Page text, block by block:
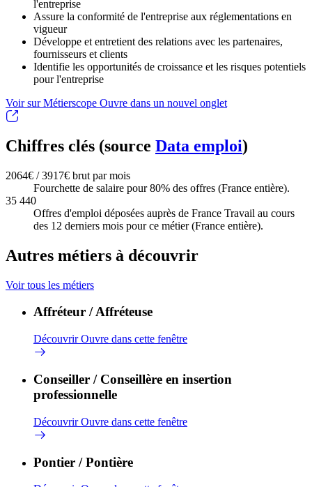
l'entreprise
Assure la conformité de l'entreprise aux réglementations en
vigueur
Développe et entretient des relations avec les partenaires,
fournisseurs et clients
Identifie les opportunités de croissance et les risques potentiels
pour l'entreprise
Voir sur Métierscope Ouvre dans un nouvel onglet
Chiffres clés (source Data emploi)
2064€ / 3917€ brut par mois
Fourchette de salaire pour 80% des offres (France entière).
35 440
Offres d'emploi déposées auprès de France Travail au cours
des 12 derniers mois pour ce métier (France entière).
Autres métiers à découvrir
Voir tous les métiers
Affréteur / Affréteuse
DécouvrirOuvre dans cette fenêtre
Conseiller / Conseillère en insertion
professionnelle
DécouvrirOuvre dans cette fenêtre
Pontier / Pontière